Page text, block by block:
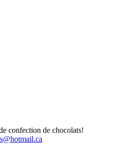
confection de chocolats!